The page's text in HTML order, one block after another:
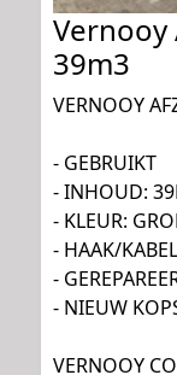
Vernooy
39m3
VERNOOY
- GEBRUIKT
- INHOUD:
- KLEUR:
- HAAK/
-
- NIEUW
VERNOOY